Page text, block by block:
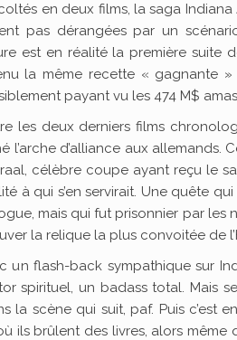
en deux films, la saga
pas dérangées par un
est en réalité la première suite
la même recette « gagnante
payant vu les 474 M$
les deux derniers films
l’arche d’alliance aux allemands.
célèbre coupe ayant reçu le
à qui s’en servirait. Une quête
mais qui fut prisonnier par les
la relique la plus convoitée de
un flash-back sympathique sur
spirituel, un badass total. Mais
la scène qui suit, paf. Puis c’est
ils brûlent des livres, alors même